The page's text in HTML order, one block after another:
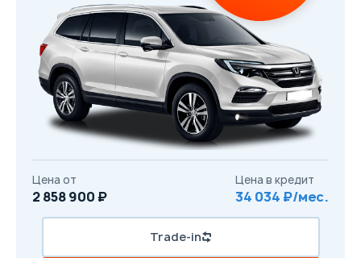
8 800 500-03-23
с 08:00 по 20:00, без выходных
Привольная улица, 2, к5
Перезвоните мне
Цена от
2 858 900 ₽
Цена в кредит
34 034 ₽/мес.
Trade-in